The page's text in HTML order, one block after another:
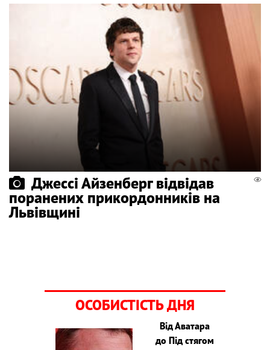
Джессі Айзенберг відвідав
поранених прикордонників на
Львівщині
ОСОБИСТІСТЬ ДНЯ
Від Аватара
до Під стягом